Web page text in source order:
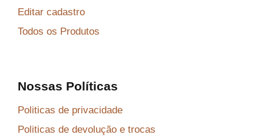
Editar cadastro
Todos os Produtos
Nossas Políticas
Politicas de privacidade
Politicas de devolução e trocas